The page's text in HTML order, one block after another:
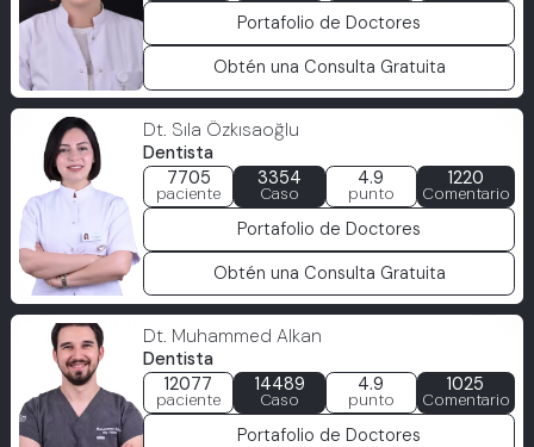
Portafolio de Doctores
Obtén una Consulta Gratuita
Dt. Sıla Özkısaoğlu
Dentista
7705
paciente
3354
Caso
4.9
punto
1220
Comentario
Portafolio de Doctores
Obtén una Consulta Gratuita
Dt. Muhammed Alkan
Dentista
12077
paciente
14489
Caso
4.9
punto
1025
Comentario
Portafolio de Doctores